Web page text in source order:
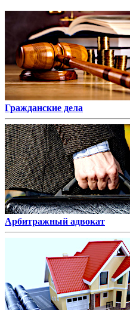
Гражданские дела
Арбитражный адвокат